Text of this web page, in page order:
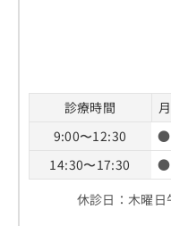
診療時間 月
9:00〜12:30
●
14:30〜17:30
●
休診日：木曜